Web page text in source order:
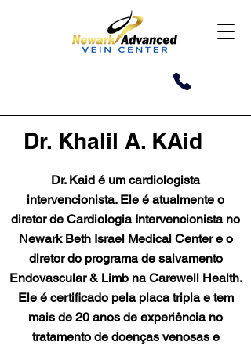
QUEM NÓS
SOMOS
Dr. Khalil A. KAid
Dr. Kaid é um cardiologista
intervencionista. Ele é atualmente o
diretor de Cardiologia Intervencionista no
Newark Beth Israel Medical Center e o
diretor do programa de salvamento
Endovascular & Limb na Carewell Health.
Ele é certificado pela placa tripla e tem
mais de 20 anos de experiência no
tratamento de doenças venosas e